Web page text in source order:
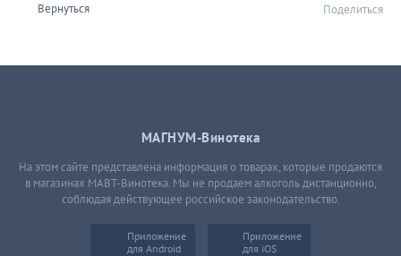
Вернуться Поделиться
МАГНУМ-Винотека
На этом сайте представлена информация о товарах, которые продаются
в магазинах МАВТ-Винотека. Мы не продаем алкоголь дистанционно,
соблюдая действующее российское законодательство.
Приложение
для Android
Приложение
для iOS